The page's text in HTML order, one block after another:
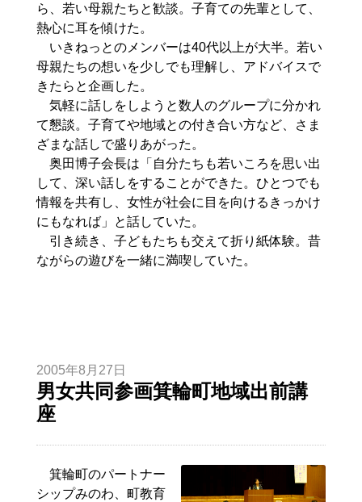
ら、若い母親たちと歓談。子育ての先輩として、
熱心に耳を傾けた。
いきねっとのメンバーは40代以上が大半。若い
母親たちの想いを少しでも理解し、アドバイスで
きたらと企画した。
気軽に話しをしようと数人のグループに分かれ
て懇談。子育てや地域との付き合い方など、さま
ざまな話しで盛りあがった。
奥田博子会長は「自分たちも若いころを思い出
して、深い話しをすることができた。ひとつでも
情報を共有し、女性が社会に目を向けるきっかけ
にもなれば」と話していた。
引き続き、子どもたちも交えて折り紙体験。昔
ながらの遊びを一緒に満喫していた。
2005年8月27日
男女共同参画箕輪町地域出前講
座
箕輪町のパートナー
シップみのわ、町教育